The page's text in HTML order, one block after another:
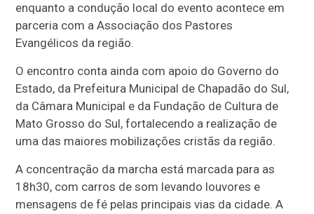
enquanto a condução local do evento acontece em
parceria com aAssociação dos Pastores
Evangélicos da região.
O encontro conta ainda com apoio do Governo do
Estado, da Prefeitura Municipal de Chapadão do Sul,
da Câmara Municipal e da Fundação de Cultura de
Mato Grosso do Sul, fortalecendo a realização de
uma das maiores mobilizações cristãs da região.
A concentração da marcha está marcada para as
18h30, com carros de som levando louvores e
mensagens de fé pelas principais vias da cidade. A